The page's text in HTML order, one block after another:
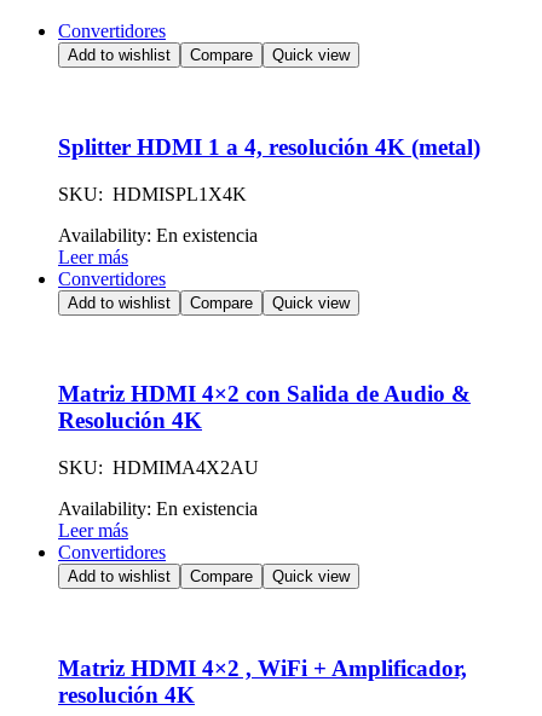
Convertidores
Add to wishlist Compare Quick view
Splitter HDMI 1 a 4, resolución 4K (metal)
SKU: HDMISPL1X4K
Availability: En existencia
Leer más
Convertidores
Add to wishlist Compare Quick view
Matriz HDMI 4×2 con Salida de Audio &
Resolución 4K
SKU: HDMIMA4X2AU
Availability: En existencia
Leer más
Convertidores
Add to wishlist Compare Quick view
Matriz HDMI 4×2 , WiFi + Amplificador,
resolución 4K